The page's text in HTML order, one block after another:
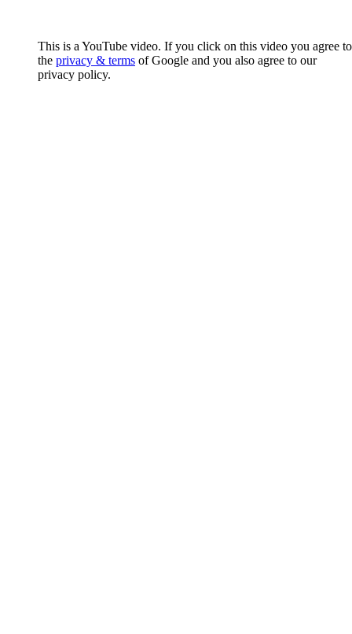
This is a YouTube video. If you click on this video you agree to
the privacy & terms of Google and you also agree to our
privacy policy.